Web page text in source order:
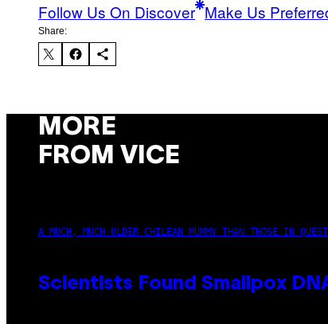
Follow Us On Discover Make Us
Share:
MORE
FROM VICE
A MUCH, MUCH OLDER CHILEAN MUMMY THAN THOSE IN
Scientists Found Smallpox